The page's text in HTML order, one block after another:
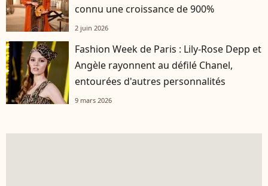
connu une croissance de 900%
2 juin 2026
Fashion Week de Paris : Lily-Rose Depp et
Angèle rayonnent au défilé Chanel,
entourées d'autres personnalités
9 mars 2026